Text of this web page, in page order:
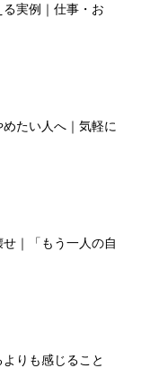
実例｜仕事・お
たい人へ｜気軽に
｜「もう一人の自
りも感じること